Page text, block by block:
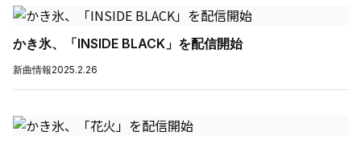
かき氷、「INSIDE BLACK」を配信開始
新曲情報2025.2.26